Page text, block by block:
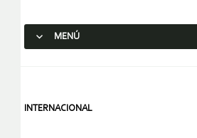
MENÚ
INTERNACIONAL